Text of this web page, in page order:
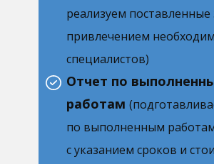
реализуем поставленные
привлечением
специалистов)
Отчет по
работам
по выполненным
с указанием сроков и